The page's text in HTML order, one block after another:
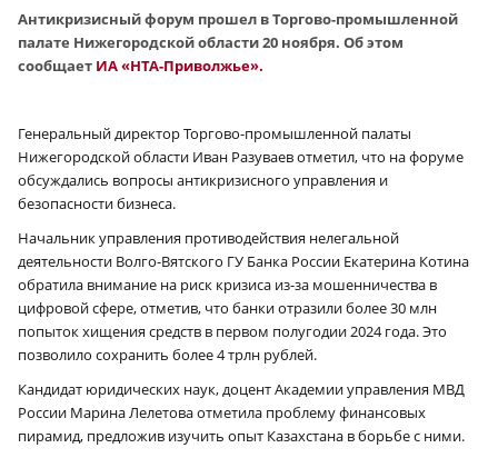
Антикризисный форум прошел в Торгово-промышленной
палате Нижегородской области 20 ноября. Об этом
сообщает ИА «НТА-Приволжье».
Генеральный директор Торгово-промышленной палаты
Нижегородской области Иван Разуваев отметил, что на форуме
обсуждались вопросы антикризисного управления и
безопасности бизнеса.
Начальник управления противодействия нелегальной
деятельности Волго-Вятского ГУ Банка России Екатерина Котина
обратила внимание на риск кризиса из-за мошенничества в
цифровой сфере, отметив, что банки отразили более 30 млн
попыток хищения средств в первом полугодии 2024 года. Это
позволило сохранить более 4 трлн рублей.
Кандидат юридических наук, доцент Академии управления МВД
России Марина Лелетова отметила проблему финансовых
пирамид, предложив изучить опыт Казахстана в борьбе с ними.